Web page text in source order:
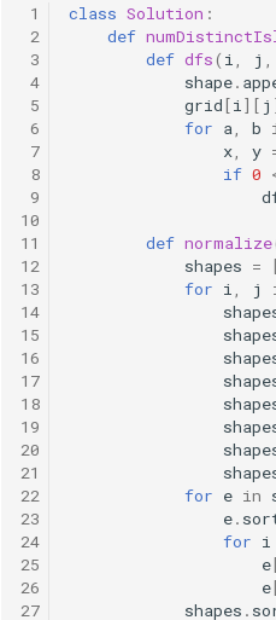
1
2
3
4
5
6
7
8
9
10
11
12
13
14
15
16
17
18
19
20
21
22
23
24
25
26
27
class Solution :
def
def dfs( i, j ,
shape.
grid[i][ j
for a, b
x, y
if 0
def normalize
shapes =
for i, j
for e in
e.
for i
e
e
shapes .